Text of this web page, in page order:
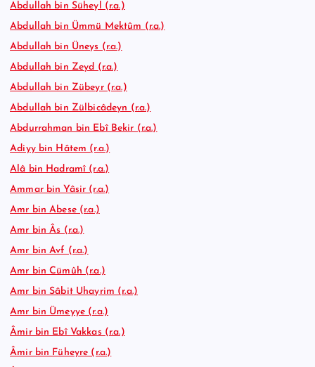
Abdullah bin Süheyl (r.a.)
Abdullah bin Ümmü Mektûm (r.a.)
Abdullah bin Üneys (r.a.)
Abdullah bin Zeyd (r.a.)
Abdullah bin Zübeyr (r.a.)
Abdullah bin Zülbicâdeyn (r.a.)
Abdurrahman bin Ebî Bekir (r.a.)
Adiyy bin Hâtem (r.a.)
Alâ bin Hadramî (r.a.)
Ammar bin Yâsir (r.a.)
Amr bin Abese (r.a.)
Amr bin Âs (r.a.)
Amr bin Avf (r.a.)
Amr bin Cümûh (r.a.)
Amr bin Sâbit Uhayrim (r.a.)
Amr bin Ümeyye (r.a.)
Âmir bin Ebî Vakkas (r.a.)
Âmir bin Füheyre (r.a.)